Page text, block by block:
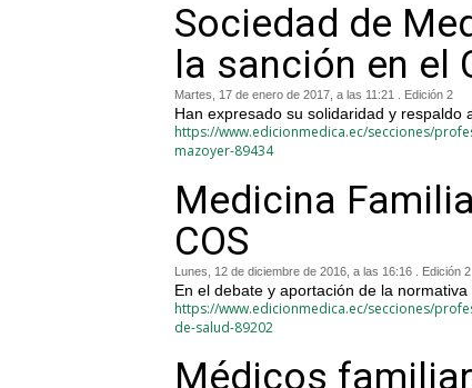
Sociedad de
la sanción en el
Martes, 17 de enero de 2017, a las 11:21 . Edición 2
Han expresado su solidaridad y respaldo
https://www.edicionmedica.ec/secciones/
mazoyer-89434
Medicina
COS
Lunes, 12 de diciembre de 2016, a las 16:16 . Edición 2
En el debate y aportación de la
https://www.edicionmedica.ec/secciones/
de-salud-89202
Médicos